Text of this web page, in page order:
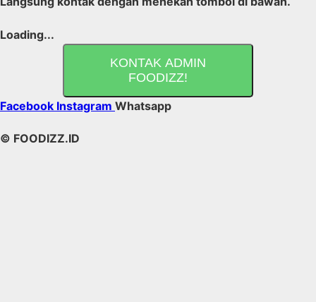
Loading...
KONTAK ADMIN
FOODIZZ!
Facebook Instagram Whatsapp
© FOODIZZ.ID